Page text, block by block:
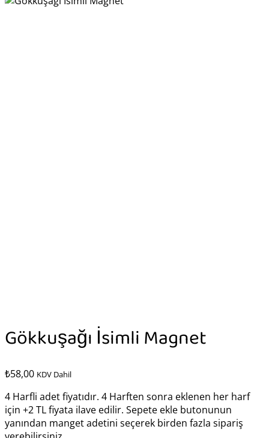
Gökkuşağı İsimli Magnet
₺58,00 KDV Dahil
4 Harfli adet fiyatıdır. 4 Harften sonra eklenen her harf
için +2 TL fiyata ilave edilir. Sepete ekle butonunun
yanından manget adetini seçerek birden fazla sipariş